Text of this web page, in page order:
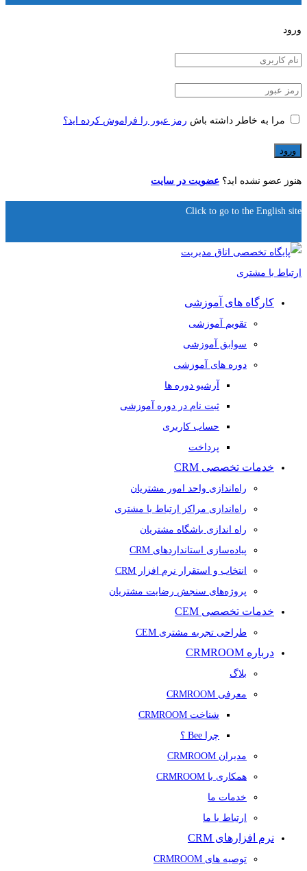
ورود
مرا به خاطر داشته باش رمز عبور را فراموش کرده اید؟
هنوز عضو نشده اید؟ عضویت در سایت
Click to go to the English site
کارگاه های آموزشی
تقویم آموزشی
سوابق آموزشی
دوره های آموزشی
آرشیو دوره ها
ثبت نام در دوره آموزشی
حساب کاربری
پرداخت
خدمات تخصصی CRM
راه‌اندازی واحد امور مشتریان
راه‌اندازی مراکز ارتباط با مشتری
راه اندازی باشگاه مشتریان
پیاده‌سازی استانداردهای CRM
انتخاب و استقرار نرم افزار CRM
پروژه‌های سنجش رضایت مشتریان
خدمات تخصصی CEM
طراحی تجربه مشتری CEM
درباره CRMROOM
بلاگ
معرفی CRMROOM
شناخت CRMROOM
چرا Bee ؟
مدیران CRMROOM
همکاری با CRMROOM
خدمات ما
ارتباط با ما
نرم افزارهای CRM
توصیه های CRMROOM